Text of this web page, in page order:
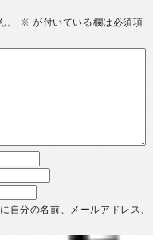
※ が付いている欄は必須項
自分の名前、メールアドレス、